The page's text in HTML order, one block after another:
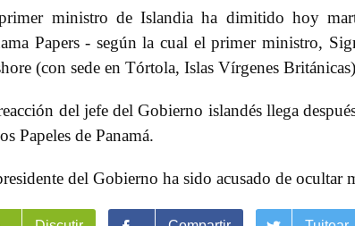
ministro de Islandia ha dimitido hoy
Papers - según la cual el primer ministro,
(con sede en Tórtola, Islas Vírgenes
del jefe del Gobierno islandés llega
Papeles de Panamá.
del Gobierno ha sido acusado de ocultar